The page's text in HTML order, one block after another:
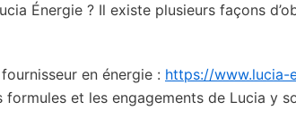
Énergie ? Il existe plusieurs façons
en énergie : https://www.lucia-
et les engagements de Lucia y